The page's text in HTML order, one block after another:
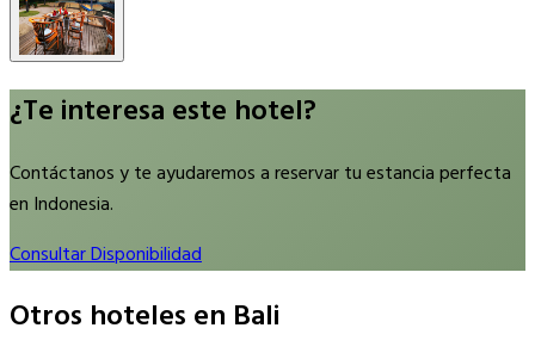
¿Te interesa este hotel?
Contáctanos y te ayudaremos a reservar tu estancia perfecta
en Indonesia.
Consultar Disponibilidad
Otros hoteles en Bali